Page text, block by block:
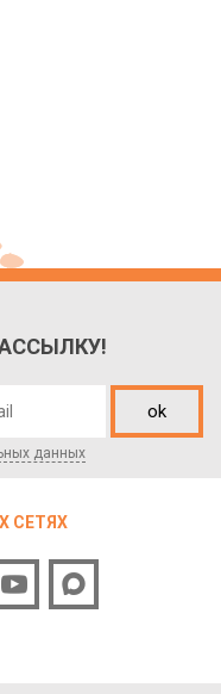
ok
данных
СЕТЯХ